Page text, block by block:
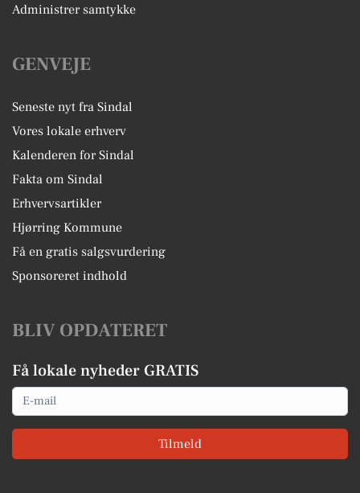
Administrer samtykke
GENVEJE
Seneste nyt fra Sindal
Vores lokale erhverv
Kalenderen for Sindal
Fakta om Sindal
Erhvervsartikler
Hjørring Kommune
Få en gratis salgsvurdering
Sponsoreret indhold
BLIV OPDATERET
Få lokale nyheder GRATIS
Email
Tilmeld